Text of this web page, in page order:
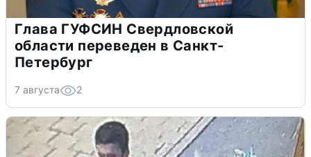
Глава ГУФСИН Свердловской
области переведен в Санкт-
Петербург
7 августа 2